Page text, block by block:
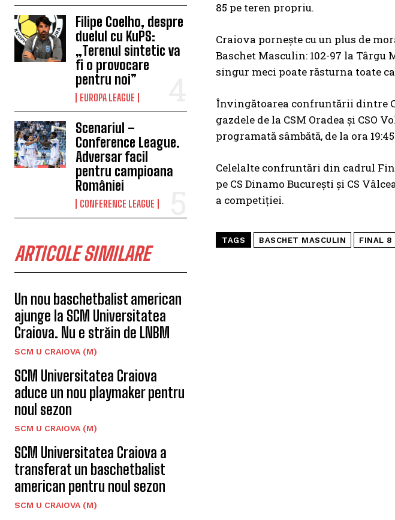
Filipe Coelho, despre
duelul cu KuPS:
„Terenul sintetic va
fi o provocare
pentru noi”
EUROPA LEAGUE
Scenariul –
Conference League.
Adversar facil
pentru campioana
României
CONFERENCE LEAGUE
ARTICOLE SIMILARE
Un nou baschetbalist american
ajunge la SCM Universitatea
Craiova. Nu e străin de LNBM
SCM U CRAIOVA (M)
SCM Universitatea Craiova
aduce un nou playmaker pentru
noul sezon
SCM U CRAIOVA (M)
SCM Universitatea Craiova a
transferat un baschetbalist
american pentru noul sezon
SCM U CRAIOVA (M)
85 pe teren propriu.
Craiova pornește cu un plus de
Baschet Masculin: 102-97 la Târgu
singur meci poate răsturna toate
Învingătoarea confruntării dintre
gazdele de la CSM Oradea și
programată sâmbătă, de la ora
Celelalte confruntări din cadrul
pe CS Dinamo București și CS
a competiției.
TAGS BASCHET MASCULIN FINAL 8